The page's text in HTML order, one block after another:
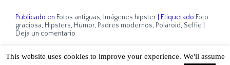
Publicado en Fotos antiguas, Imágenes hipster Etiquetado Foto
graciosa, Hipsters, Humor, Padres modernos, Polaroid, Selfie
Deja un comentario
Sobre Cuánto Hipster | Aviso legal |Contacto
This website uses cookies to improve your experience. We'll assume